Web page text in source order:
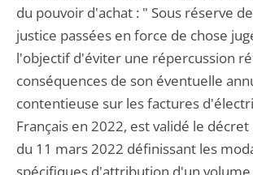
du pouvoir d'achat : " Sous réserve
justice passées en force de chose
l'objectif d'éviter une répercussion
conséquences de son éventuelle
contentieuse sur les factures
Français en 2022, est validé le décret
du 11 mars 2022 définissant les